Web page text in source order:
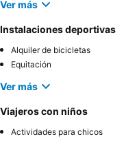
Ver más
Instalaciones deportivas
Alquiler de bicicletas
Equitación
Ver más
Viajeros con niños
Actividades para chicos